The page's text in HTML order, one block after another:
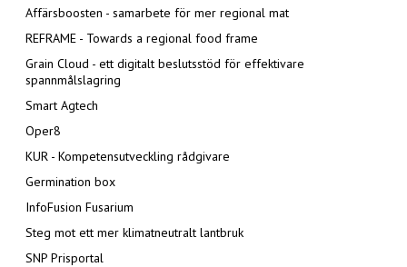
Affärsboosten - samarbete för mer regional mat
REFRAME - Towards a regional food frame
Grain Cloud - ett digitalt beslutsstöd för effektivare
spannmålslagring
Smart Agtech
Oper8
KUR - Kompetensutveckling rådgivare
Germination box
InfoFusion Fusarium
Steg mot ett mer klimatneutralt lantbruk
SNP Prisportal